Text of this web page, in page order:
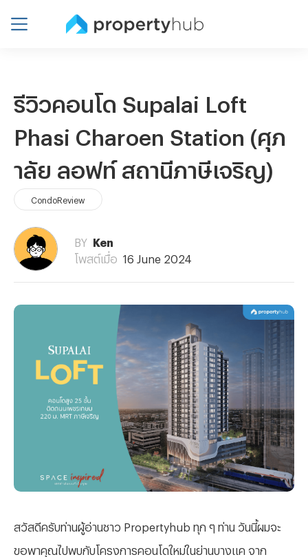
รีวิวคอนโด Supalai Loft
Phasi Charoen Station (ศุภ
าลัย ลอฟท์ สถานีภาษีเจริญ)
CondoReview
BY
Ken
โพสต์เมื่อ
16 June 2024
สวัสดีครับท่านผู้อ่านชาว Propertyhub ทุก ๆ ท่าน วันนี้ผมจะ
ขอพาคุณไปพบกับโครงการคอนโดใหม่ในย่านบางแค จาก